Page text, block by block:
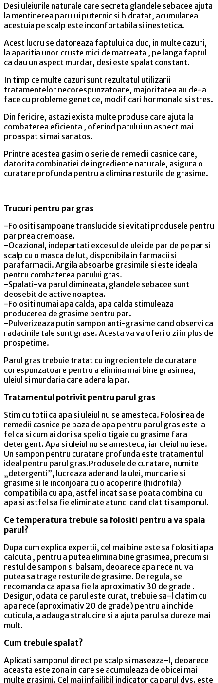
Desi uleiurile naturale care secreta glandele sebacee ajuta
la mentinerea parului puternic si hidratat, acumularea
acestuia pe scalp este inconfortabila si inestetica.
Acest lucru se datoreaza faptului ca duc, in multe cazuri,
la aparitia unor cruste mici de matreata , pe langa faptul
ca dau un aspect murdar, desi este spalat constant.
In timp ce multe cazuri sunt rezultatul utilizarii
tratamentelor necorespunzatoare, majoritatea au de-a
face cu probleme genetice, modificari hormonale si stres.
Din fericire, astazi exista multe produse care ajuta la
combaterea eficienta , oferind parului un aspect mai
proaspat si mai sanatos.
Printre acestea gasim o serie de remedii casnice care,
datorita combinatiei de ingrediente naturale, asigura o
curatare profunda pentru a elimina resturile de grasime.
Trucuri pentru par gras
-Folositi sampoane translucide si evitati produsele pentru
par prea cremoase.
-Ocazional, indepartati excesul de ulei de par de pe par si
scalp cu o masca de lut, disponibila in farmacii si
parafarmacii. Argila absoarbe grasimile si este ideala
pentru combaterea parului gras.
-Spalati-va parul dimineata, glandele sebacee sunt
deosebit de active noaptea.
-Folositi numai apa calda, apa calda stimuleaza
producerea de grasime pentru par.
-Pulverizeaza putin sampon anti-grasime cand observi ca
radacinile tale sunt grase. Acesta va va oferi o zi in plus de
prospetime.
Parul gras trebuie tratat cu ingredientele de curatare
corespunzatoare pentru a elimina mai bine grasimea,
uleiul si murdaria care adera la par.
Tratamentul potrivit pentru parul gras
Stim cu totii ca apa si uleiul nu se amesteca. Folosirea de
remedii casnice pe baza de apa pentru parul gras este la
fel ca si cum ai dori sa speli o tigaie cu grasime fara
detergent. Apa si uleiul nu se amesteca, iar uleiul nu iese.
Un sampon pentru curatare profunda este tratamentul
ideal pentru parul gras.Produsele de curatare, numite
„detergenti”, lucreaza aderand la ulei, murdarie si
grasime si le inconjoara cu o acoperire (hidrofila)
compatibila cu apa, astfel incat sa se poata combina cu
apa si astfel sa fie eliminate atunci cand clatiti samponul.
Ce temperatura trebuie sa folositi pentru a va spala
parul?
Dupa cum explica expertii, cel mai bine este sa folositi apa
calduta , pentru a putea elimina bine grasimea, precum si
restul de sampon si balsam, deoarece apa rece nu va
putea sa trage resturile de grasime. De regula, se
recomanda ca apa sa fie la aproximativ 30 de grade .
Desigur, odata ce parul este curat, trebuie sa-l clatim cu
apa rece (aproximativ 20 de grade) pentru a inchide
cuticula, a adauga stralucire si a ajuta parul sa dureze mai
mult.
Cum trebuie spalat?
Aplicati samponul direct pe scalp si maseaza-l, deoarece
aceasta este zona in care se acumuleaza de obicei mai
multe grasimi. Cel mai infailibil indicator ca parul dvs. este